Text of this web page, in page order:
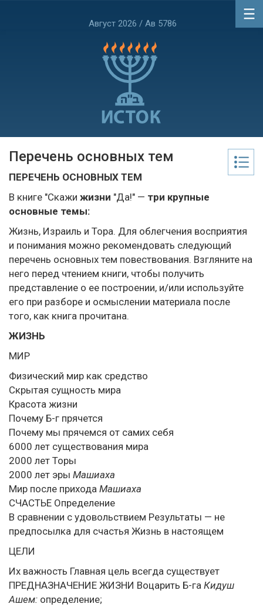
Август 2026 / Ав 5786
Перечень основных тем
ПЕРЕЧЕНЬ ОСНОВНЫХ ТЕМ
В книге "Скажи жизни "Да!" — три крупные
основные темы:
Жизнь, Израиль и Тора. Для облегчения восприятия
и понимания можно рекомендовать следующий
перечень основных тем повествования. Взгляните на
него перед чтением книги, чтобы получить
представление о ее построении, и/или используйте
его при разборе и осмыслении материала после
того, как книга прочитана.
ЖИЗНЬ
МИР
Физический мир как средство
Скрытая сущность мира
Красота жизни
Почему Б-г прячется
Почему мы прячемся от самих себя
6000 лет существования мира
2000 лет Торы
2000 лет эры Машиаха
Мир после прихода Машиаха
СЧАСТЬЕ Определение
В сравнении с удовольствием Результаты — не
предпосылка для счастья Жизнь в настоящем
ЦЕЛИ
Их важность Главная цель всегда существует
ПРЕДНАЗНАЧЕНИЕ ЖИЗНИ Воцарить Б-га Кидуш
Ашем: определение;